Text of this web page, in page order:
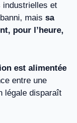
industrielles et
mais sa
pour l’heure,
est alimentée
entre une
légale disparaît